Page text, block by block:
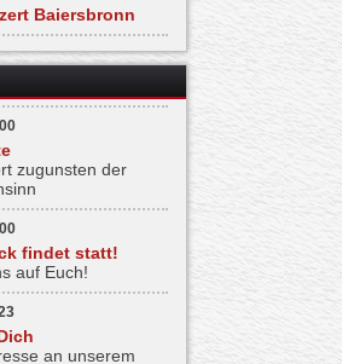
Baiersbronn
zugunsten der
findet statt!
auf Euch!
an unserem